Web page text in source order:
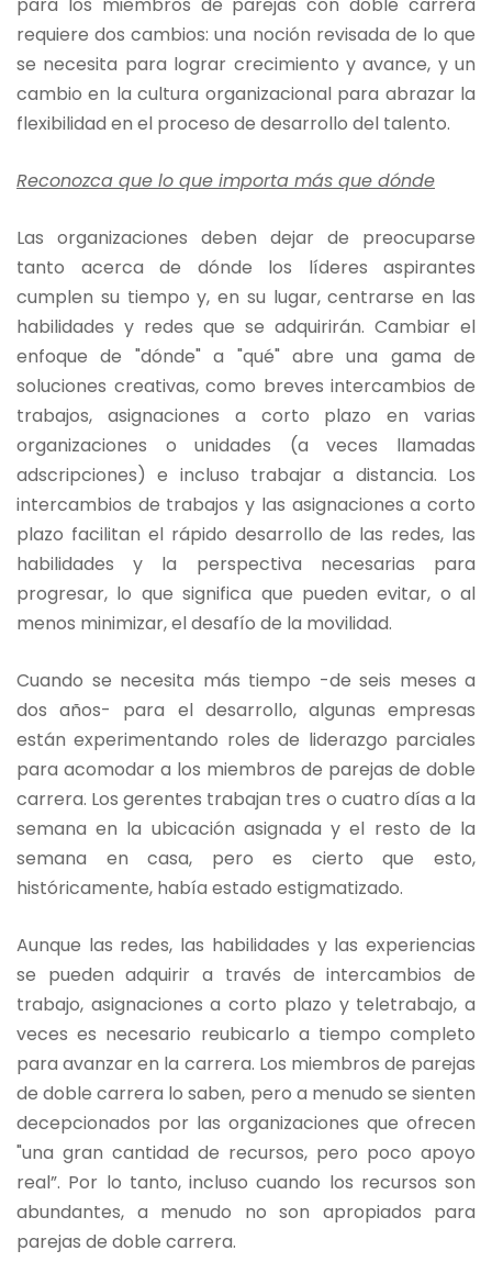
requiere dos cambios: una noción revisada de lo que
se necesita para lograr crecimiento y avance, y un
cambio en la cultura organizacional para abrazar la
flexibilidad en el proceso de desarrollo del talento.
Reconozca que lo que importa más que dónde
Las organizaciones deben dejar de preocuparse
tanto acerca de dónde los líderes aspirantes
cumplen su tiempo y, en su lugar, centrarse en las
habilidades y redes que se adquirirán. Cambiar el
enfoque de "dónde" a "qué" abre una gama de
soluciones creativas, como breves intercambios de
trabajos, asignaciones a corto plazo en varias
organizaciones o unidades (a veces llamadas
adscripciones) e incluso trabajar a distancia. Los
intercambios de trabajos y las asignaciones a corto
plazo facilitan el rápido desarrollo de las redes, las
habilidades y la perspectiva necesarias para
progresar, lo que significa que pueden evitar, o al
menos minimizar, el desafío de la movilidad.
Cuando se necesita más tiempo -de seis meses a
dos años- para el desarrollo, algunas empresas
están experimentando roles de liderazgo parciales
para acomodar a los miembros de parejas de doble
carrera. Los gerentes trabajan tres o cuatro días a la
semana en la ubicación asignada y el resto de la
semana en casa, pero es cierto que esto,
históricamente, había estado estigmatizado.
Aunque las redes, las habilidades y las experiencias
se pueden adquirir a través de intercambios de
trabajo, asignaciones a corto plazo y teletrabajo, a
veces es necesario reubicarlo a tiempo completo
para avanzar en la carrera. Los miembros de parejas
de doble carrera lo saben, pero a menudo se sienten
decepcionados por las organizaciones que ofrecen
"una gran cantidad de recursos, pero poco apoyo
real”. Por lo tanto, incluso cuando los recursos son
abundantes, a menudo no son apropiados para
parejas de doble carrera.